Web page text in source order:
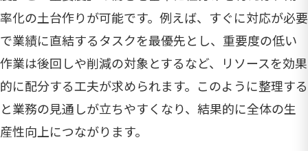
率化の土台作りが可能です。例えば、すぐに対応が必要
で業績に直結するタスクを最優先とし、重要度の低い
作業は後回しや削減の対象とするなど、リソースを効果
的に配分する工夫が求められます。このように整理する
と業務の見通しが立ちやすくなり、結果的に全体の生
産性向上につながります。